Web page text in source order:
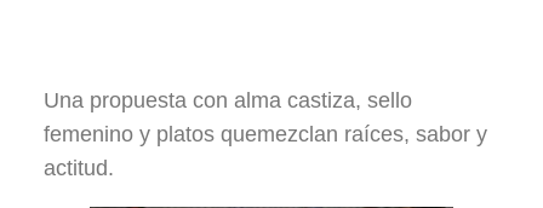
Una propuesta con alma castiza, sello
femenino y platos quemezclan raíces, sabor y
actitud.